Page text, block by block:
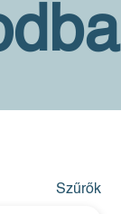
Szűrők